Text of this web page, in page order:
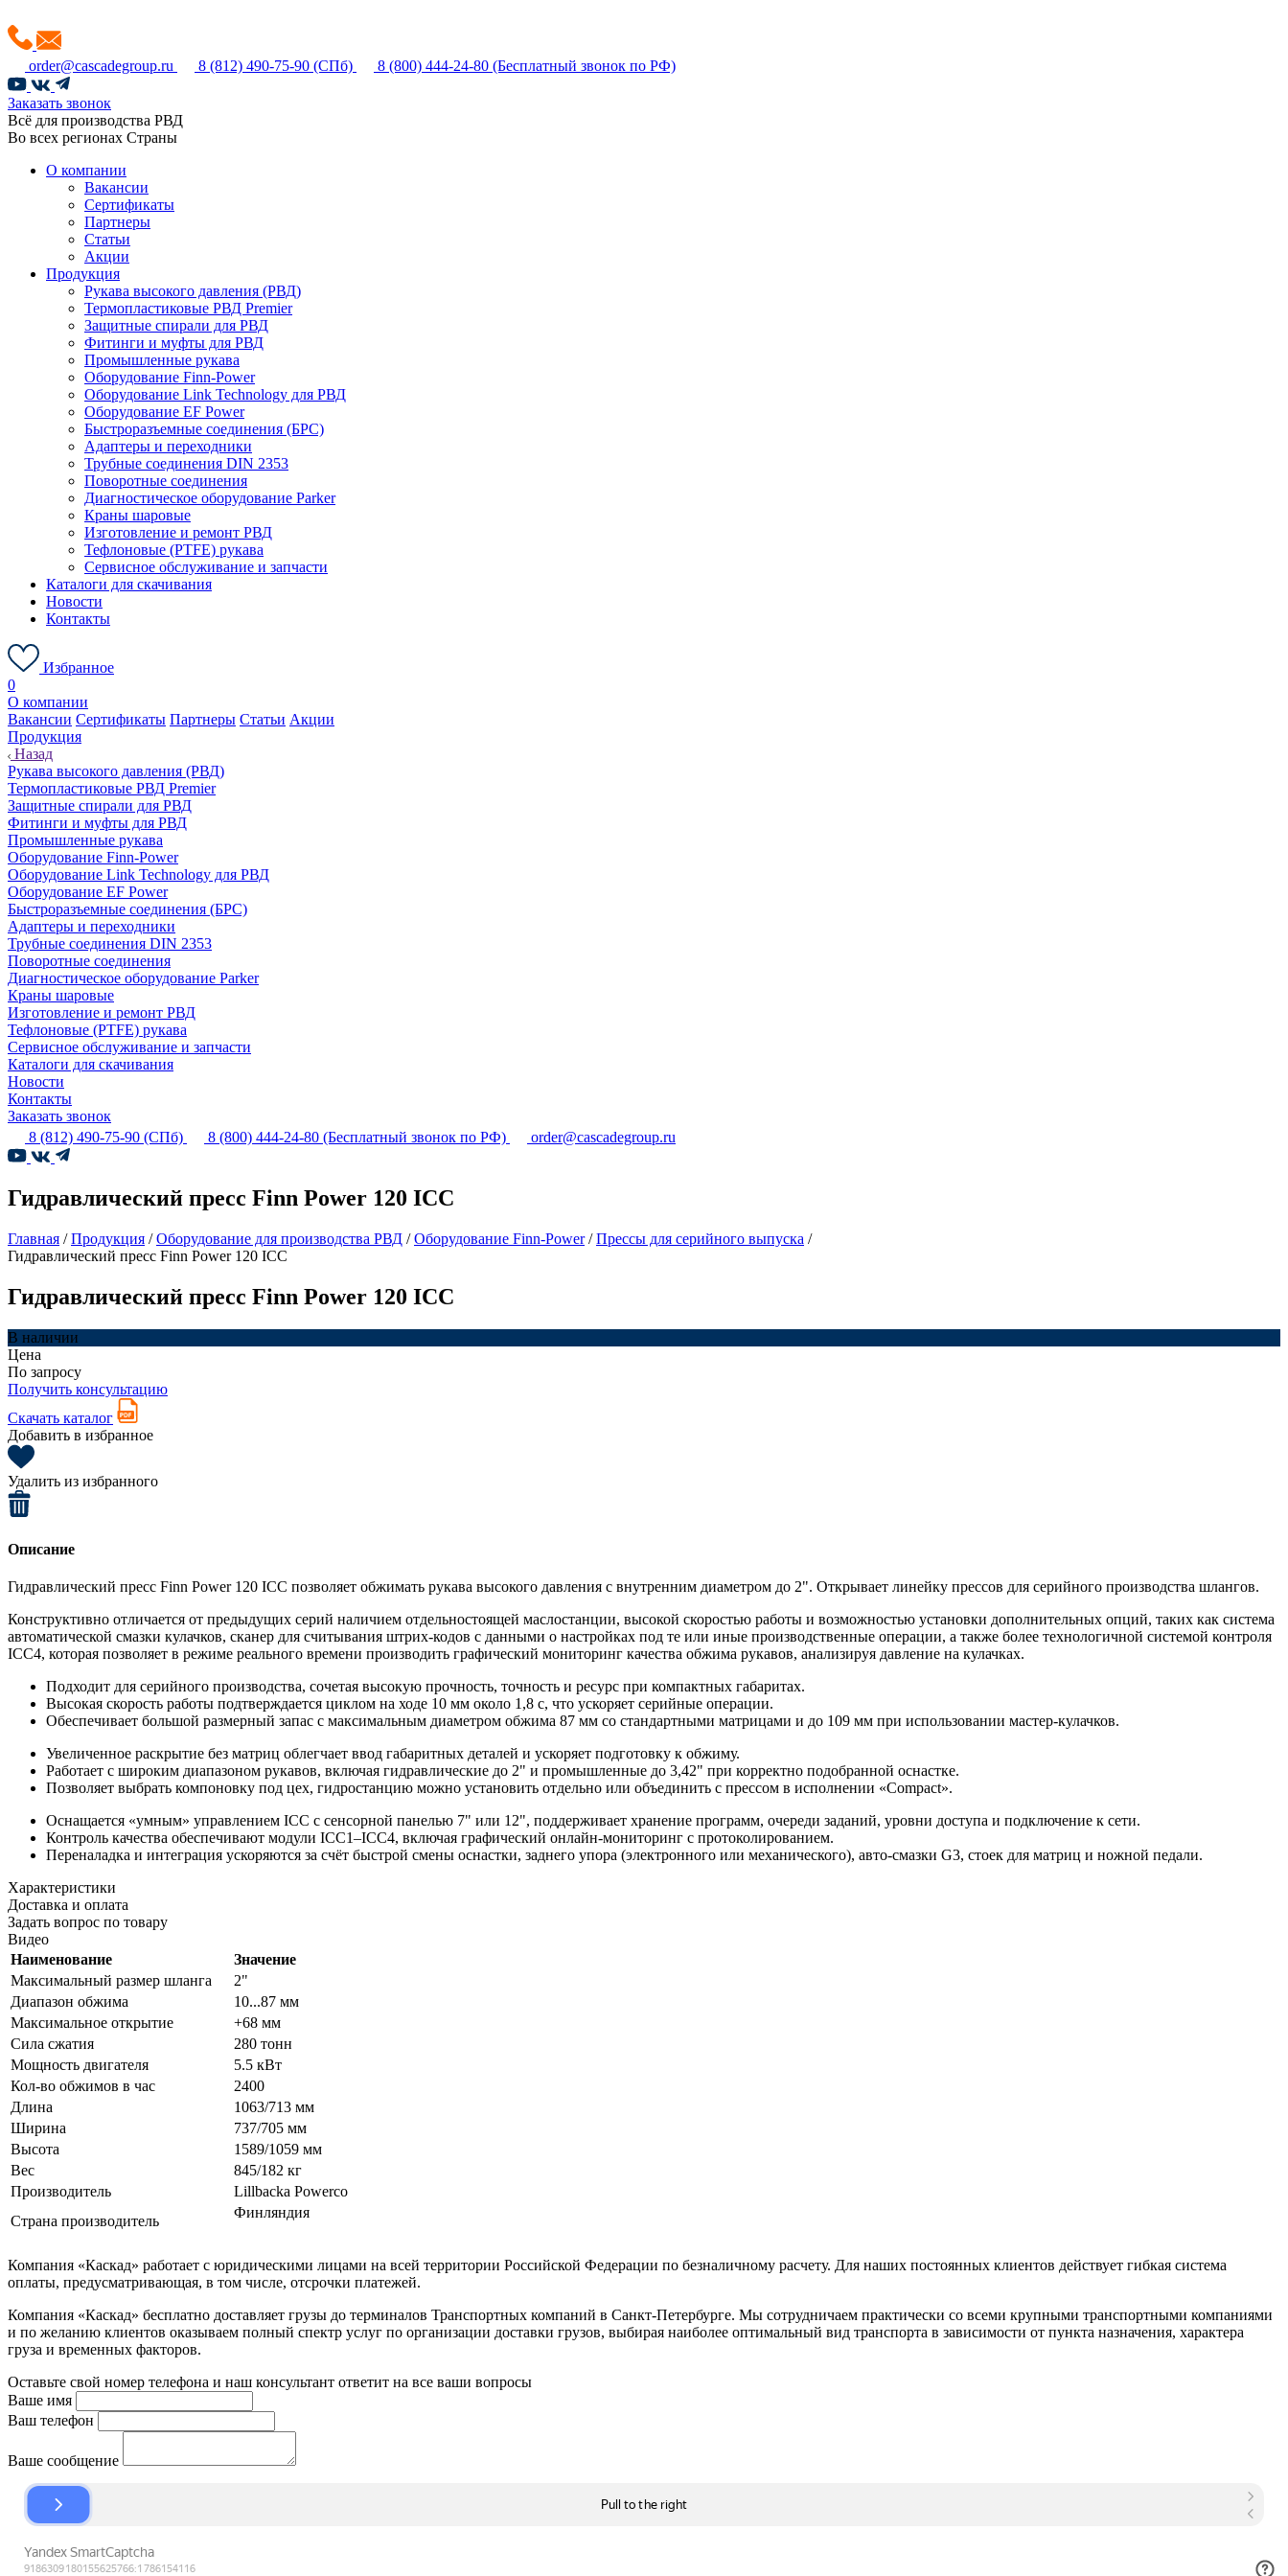
order@cascadegroup.ru 8 (812) 490-75-90 (СПб) 8 (800) 444-24-80 (Бесплатный звонок по РФ)
Заказать звонок
Всё для производства РВД
Во всех регионах Страны
О компании
Вакансии
Сертификаты
Партнеры
Статьи
Акции
Продукция
Рукава высокого давления (РВД)
Термопластиковые РВД Premier
Защитные спирали для РВД
Фитинги и муфты для РВД
Промышленные рукава
Оборудование Finn-Power
Оборудование Link Technology для РВД
Оборудование EF Power
Быстроразъемные соединения (БРС)
Адаптеры и переходники
Трубные соединения DIN 2353
Поворотные соединения
Диагностическое оборудование Parker
Краны шаровые
Изготовление и ремонт РВД
Тефлоновые (PTFE) рукава
Сервисное обслуживание и запчасти
Каталоги для скачивания
Новости
Контакты
Избранное
0
О компании
Вакансии Сертификаты Партнеры Статьи Акции
Продукция
Назад
Рукава высокого давления (РВД)
Термопластиковые РВД Premier
Защитные спирали для РВД
Фитинги и муфты для РВД
Промышленные рукава
Оборудование Finn-Power
Оборудование Link Technology для РВД
Оборудование EF Power
Быстроразъемные соединения (БРС)
Адаптеры и переходники
Трубные соединения DIN 2353
Поворотные соединения
Диагностическое оборудование Parker
Краны шаровые
Изготовление и ремонт РВД
Тефлоновые (PTFE) рукава
Сервисное обслуживание и запчасти
Каталоги для скачивания
Новости
Контакты
Заказать звонок
8 (812) 490-75-90 (СПб) 8 (800) 444-24-80 (Бесплатный звонок по РФ) order@cascadegroup.ru
Гидравлический пресс Finn Power 120 ICC
Главная /Продукция /Оборудование для производства РВД /Оборудование Finn-Power/Прессы для серийного выпуска /
Гидравлический пресс Finn Power 120 ICC
Гидравлический пресс Finn Power 120 ICC
В наличии
Цена
По запросу
Получить консультацию
Скачать каталог
Добавить в избранное
Удалить из избранного
Описание
Гидравлический пресс Finn Power 120 ICC позволяет обжимать рукава высокого давления с внутренним диаметром до 2". Открывает линейку прессов для серийного производства шлангов.
Конструктивно отличается от предыдущих серий наличием отдельностоящей маслостанции, высокой скоростью работы и возможностью установки дополнительных опций, таких как система
автоматической смазки кулачков, сканер для считывания штрих-кодов с данными о настройках под те или иные производственные операции, а также более технологичной системой контроля
ICC4, которая позволяет в режиме реального времени производить графический мониторинг качества обжима рукавов, анализируя давление на кулачках.
Подходит для серийного производства, сочетая высокую прочность, точность и ресурс при компактных габаритах.
Высокая скорость работы подтверждается циклом на ходе 10 мм около 1,8 с, что ускоряет серийные операции.
Обеспечивает большой размерный запас с максимальным диаметром обжима 87 мм со стандартными матрицами и до 109 мм при использовании мастер-кулачков.
Увеличенное раскрытие без матриц облегчает ввод габаритных деталей и ускоряет подготовку к обжиму.
Работает с широким диапазоном рукавов, включая гидравлические до 2" и промышленные до 3,42" при корректно подобранной оснастке.
Позволяет выбрать компоновку под цех, гидростанцию можно установить отдельно или объединить с прессом в исполнении «Compact».
Оснащается «умным» управлением ICC с сенсорной панелью 7" или 12", поддерживает хранение программ, очереди заданий, уровни доступа и подключение к сети.
Контроль качества обеспечивают модули ICC1–ICC4, включая графический онлайн-мониторинг с протоколированием.
Переналадка и интеграция ускоряются за счёт быстрой смены оснастки, заднего упора (электронного или механического), авто-смазки G3, стоек для матриц и ножной педали.
Характеристики
Доставка и оплата
Задать вопрос по товару
Видео
Наименование
Значение
Максимальный размер шланга
2"
Диапазон обжима
10...87 мм
Максимальное открытие
+68 мм
Сила сжатия
280 тонн
Мощность двигателя
5.5 кВт
Кол-во обжимов в час
2400
Длина
1063/713 мм
Ширина
737/705 мм
Высота
1589/1059 мм
Вес
845/182 кг
Производитель
Lillbacka Powerco
Страна производитель
Финляндия
Компания «Каскад» работает с юридическими лицами на всей территории Российской Федерации по безналичному расчету. Для наших постоянных клиентов действует гибкая система
оплаты, предусматривающая, в том числе, отсрочки платежей.
Компания «Каскад» бесплатно доставляет грузы до терминалов Транспортных компаний в Санкт-Петербурге. Мы сотрудничаем практически со всеми крупными транспортными компаниями
и по желанию клиентов оказываем полный спектр услуг по организации доставки грузов, выбирая наиболее оптимальный вид транспорта в зависимости от пункта назначения, характера
груза и временных факторов.
Оставьте свой номер телефона и наш консультант ответит на все ваши вопросы
Ваше имя
Ваш телефон
Ваше сообщение